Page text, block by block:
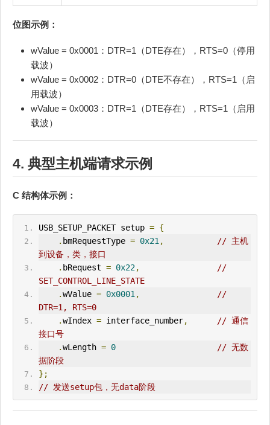
位图示例：
wValue = 0x0001：DTR=1（DTE存在），RTS=0（停用
载波）
wValue = 0x0002：DTR=0（DTE不存在），RTS=1（启
用载波）
wValue = 0x0003：DTR=1（DTE存在），RTS=1（启用
载波）
4. 典型主机端请求示例
C 结构体示例：
USB_ SETUP_PACKET setup = {
. bmRequestType = 0x21 ,
// 主机
到设备，类，接口
. bRequest = 0x22,
//
SET_CONTROL_L INE_STATE
.wValue = 0x0001 ,
//
DTR=1, RTS=0
.wIndex = interface_number,
// 通信
接口号
.wLength = 0
// 无数
据阶段
};
// 发送setup包，无data阶段